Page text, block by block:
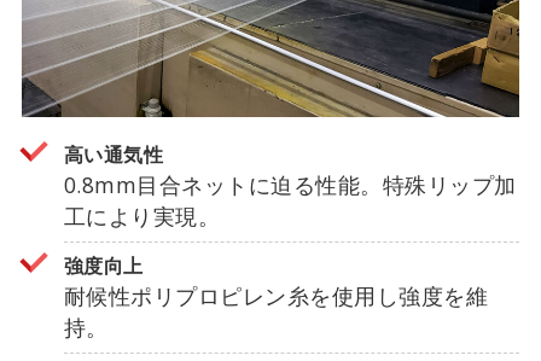
高い通気性
0.8mm目合ネットに迫る性能。特殊リップ加
工により実現。
強度向上
耐候性ポリプロピレン糸を使用し強度を維
持。